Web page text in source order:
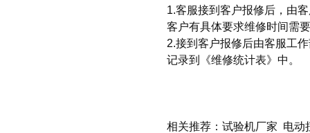
1.客服接到客户报修后，由
客户有具体要求维修时间需
2.接到客户报修后由客服工
记录到《维修统计表》中。
相关推荐： 试验机厂家 电动